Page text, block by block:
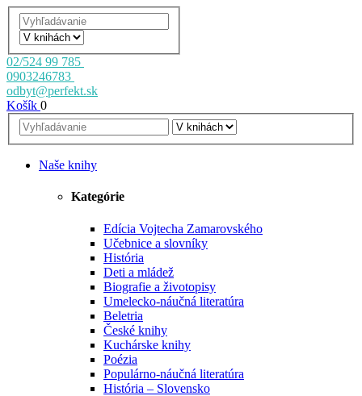
02/524 99 785
0903246783
odbyt@perfekt.sk
Košík 0
Naše knihy
Kategórie
Edícia Vojtecha Zamarovského
Učebnice a slovníky
História
Deti a mládež
Biografie a životopisy
Umelecko-náučná literatúra
Beletria
České knihy
Kuchárske knihy
Poézia
Populárno-náučná literatúra
História – Slovensko